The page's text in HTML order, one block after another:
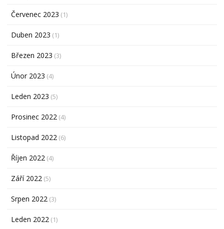
Červenec 2023 (1)
Duben 2023 (1)
Březen 2023 (3)
Únor 2023 (4)
Leden 2023 (5)
Prosinec 2022 (4)
Listopad 2022 (6)
Říjen 2022 (4)
Září 2022 (5)
Srpen 2022 (3)
Leden 2022 (1)